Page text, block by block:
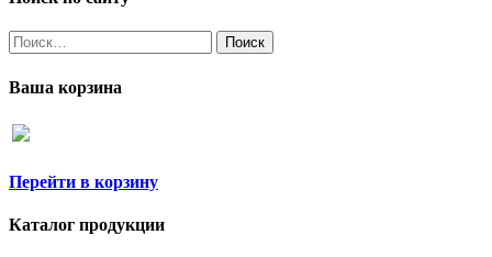
Найти:
Ваша корзина
Перейти в корзину
Каталог продукции